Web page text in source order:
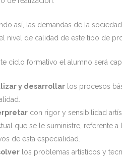
así, las demandas de la
nivel de calidad de este tipo de
ciclo formativo el alumno será
y desarrollar los procesos
con rigor y sensibilidad
que se le suministre, referente
de esta especialidad.
los problemas artísticos y